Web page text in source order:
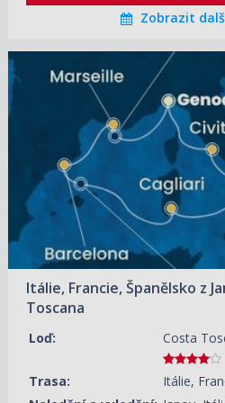
Zobrazit
Itálie, Francie, Španělsko z
Toscana
Loď: Costa
Trasa:
Itálie,
14.08.2026 –
(1
21.08.2026 –
(1
28.08.2026 – 04.09.2026
(1